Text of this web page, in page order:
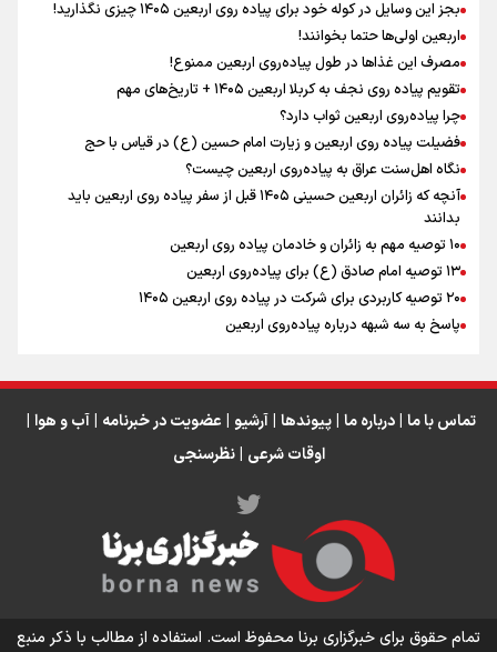
نگاه تمدنی رهبر شهید به فضای مجازی
رابطه کارگر و کارفرما در اندیشه رهبر شهید: از تضاد به
زوجیت
اینفو برنا / جدول کامل فاصله مرز شلمچه تا شهرهای زیارتی
عراق
اینفو برنا/ میزان مالیات بر ارزش افزوده چقدر است؟
بجز این وسایل در کوله خود برای پیاده روی اربعین ۱۴۰۵ چیزی نگذارید!
اربعین اولی‌ها حتما بخوانند!
مصرف این غذاها در طول پیاده‌روی اربعین ممنوع!
تقویم پیاده روی نجف به کربلا اربعین ۱۴۰۵ + تاریخ‌های مهم
چرا پیاده‌روی اربعین ثواب دارد؟
فضیلت پیاده روی اربعین و زیارت امام حسین (ع) در قیاس با حج
نگاه اهل‌سنت عراق به پیاده‌روی اربعین چیست؟
آنچه که زائران اربعین حسینی ۱۴۰۵ قبل از سفر پیاده روی اربعین باید
بدانند
۱۰ توصیه مهم به زائران و خادمان پیاده روی اربعین
۱۳ توصیه امام صادق (ع) برای پیاده‌روی اربعین
۲۰ توصیه کاربردی برای شرکت در پیاده روی اربعین ۱۴۰۵
پاسخ به سه‌ شبهه درباره پیاده‌روی اربعین
تماس با ما | درباره ما | پیوندها | آرشیو | عضویت در خبرنامه | آب و هوا |
اوقات شرعی | نظرسنجی
تمام حقوق برای خبرگزاری برنا محفوظ است. استفاده از مطالب با ذکر منبع